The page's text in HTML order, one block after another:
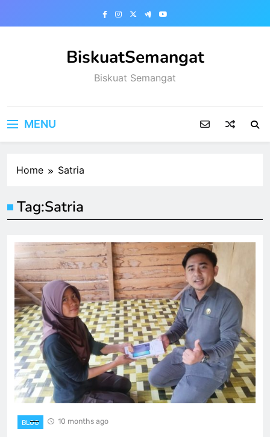
BiskuatSemangat
Biskuat Semangat
MENU
Home Satria
Tag:Satria
BLOG 10 months ago